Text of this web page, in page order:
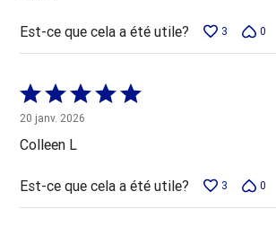
Est-ce que cela a été utile? 3 0
Coté
5 sur
5
20 janv. 2026
Colleen L
Est-ce que cela a été utile? 3 0